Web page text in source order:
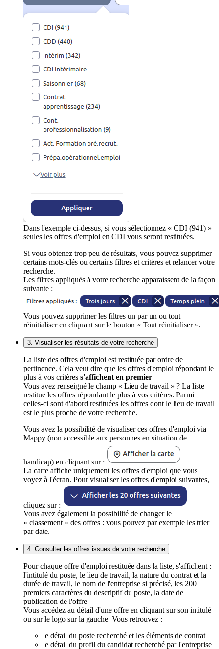
Dans l'exemple ci-dessus, si vous sélectionnez « CDI (941) »
seules les offres d'emploi en CDI vous seront restituées.
Si vous obtenez trop peu de résultats, vous pouvez supprimer
certains mots-clés ou certains filtres et critères et relancer votre
recherche.
Les filtres appliqués à votre recherche apparaissent de la façon
suivante :
Vous pouvez supprimer les filtres un par un ou tout
réinitialiser en cliquant sur le bouton « Tout réinitialiser ».
3. Visualiser les résultats de votre recherche
La liste des offres d'emploi est restituée par ordre de
pertinence. Cela veut dire que les offres d'emploi répondant le
plus à vos critères s'affichent en premier.
Vous avez renseigné le champ « Lieu de travail » ? La liste
restitue les offres répondant le plus à vos critères. Parmi
celles-ci sont d'abord restituées les offres dont le lieu de travail
est le plus proche de votre recherche.
Vous avez la possibilité de visualiser ces offres d'emploi via
Mappy (non accessible aux personnes en situation de
handicap) en cliquant sur :
.
La carte affiche uniquement les offres d'emploi que vous
voyez à l'écran. Pour visualiser les offres d'emploi suivantes,
cliquez sur :
Vous avez également la possibilité de changer le
« classement » des offres : vous pouvez par exemple les trier
par date.
4. Consulter les offres issues de votre recherche
Pour chaque offre d'emploi restituée dans la liste, s'affichent :
l'intitulé du poste, le lieu de travail, la nature du contrat et la
durée de travail, le nom de l'entreprise si précisé, les 200
premiers caractères du descriptif du poste, la date de
publication de l'offre.
Vous accédez au détail d'une offre en cliquant sur son intitulé
ou sur le logo sur la gauche. Vous retrouvez :
le détail du poste recherché et les éléments de contrat
le détail du profil du candidat recherché par l'entreprise